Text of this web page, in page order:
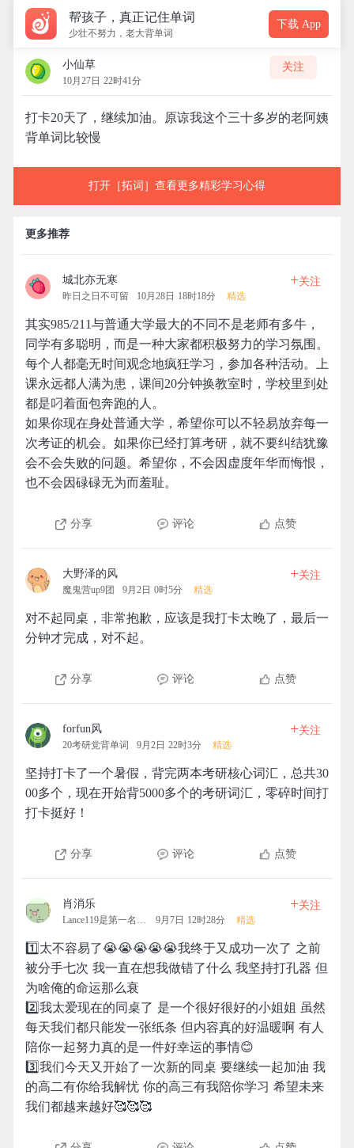
帮孩子，真正记住单词
少壮不努力，老大背单词
下载 App
小仙草
10月27日 22时41分
关注
打卡20天了，继续加油。原谅我这个三十多岁的老阿姨
背单词比较慢
打开［拓词］查看更多精彩学习心得
更多推荐
城北亦无寒
昨日之日不可留 10月28日 18时18分 精选
+关注
其实985/211与普通大学最大的不同不是老师有多牛，
同学有多聪明，而是一种大家都积极努力的学习氛围。
每个人都毫无时间观念地疯狂学习，参加各种活动。上
课永远都人满为患，课间20分钟换教室时，学校里到处
都是叼着面包奔跑的人。
如果你现在身处普通大学，希望你可以不轻易放弃每一
次考证的机会。如果你已经打算考研，就不要纠结犹豫
会不会失败的问题。希望你，不会因虚度年华而悔恨，
也不会因碌碌无为而羞耻。
分享 评论 点赞
大野泽的风
魔鬼营up9团 9月2日 0时5分 精选
+关注
对不起同桌，非常抱歉，应该是我打卡太晚了，最后一
分钟才完成，对不起。
分享 评论 点赞
forfun风
20考研党背单词 9月2日 22时3分 精选
+关注
坚持打卡了一个暑假，背完两本考研核心词汇，总共30
00多个，现在开始背5000多个的考研词汇，零碎时间打
打卡挺好！
分享 评论 点赞
肖消乐
Lance119是第一名的拓团 9月7日 12时28分 精选
+关注
1️⃣太不容易了😭😭😭😭😭我终于又成功一次了 之前
被分手七次 我一直在想我做错了什么 我坚持打孔器 但
为啥俺的命运那么衰
2️⃣我太爱现在的同桌了 是一个很好很好的小姐姐 虽然
每天我们都只能发一张纸条 但内容真的好温暖啊 有人
陪你一起努力真的是一件好幸运的事情😊
3️⃣我们今天又开始了一次新的同桌 要继续一起加油 我
的高二有你给我解忧 你的高三有我陪你学习 希望未来
我们都越来越好🥰🥰🥰